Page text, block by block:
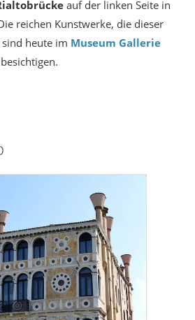
auf der linken Seite in
reichen Kunstwerke, die dieser
sind heute im Museum Gallerie